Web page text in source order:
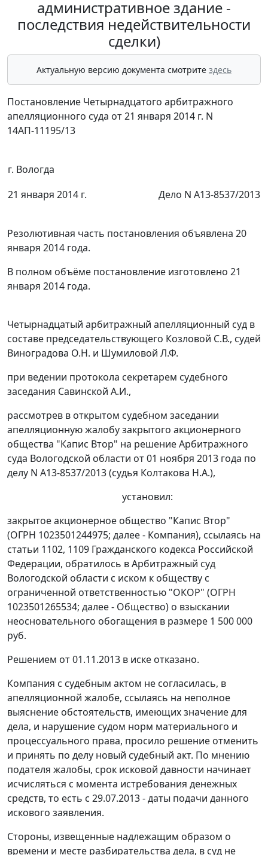
административное здание -
последствия недействительности
сделки)
Актуальную версию документа смотрите здесь
Постановление Четырнадцатого арбитражного
апелляционного суда от 21 января 2014 г. N
14АП-11195/13
г. Вологда
21 января 2014 г.
Дело N А13-8537/2013
Резолютивная часть постановления объявлена 20
января 2014 года.
В полном объёме постановление изготовлено 21
января 2014 года.
Четырнадцатый арбитражный апелляционный суд в
составе председательствующего Козловой С.В., судей
Виноградова О.Н. и Шумиловой Л.Ф.
при ведении протокола секретарем судебного
заседания Савинской А.И.,
рассмотрев в открытом судебном заседании
апелляционную жалобу закрытого акционерного
общества "Капис Втор" на решениеАрбитражного
суда Вологодской области от 01 ноября 2013 года по
делу N А13-8537/2013 (судья Колтакова Н.А.),
установил:
закрытое акционерное общество "Капис Втор"
(ОГРН 1023501244975; далее - Компания), ссылаясь на
статьи 1102, 1109 Гражданского кодекса Российской
Федерации, обратилось в Арбитражный суд
Вологодской области с иском к обществу с
ограниченной ответственностью "ОКОР" (ОГРН
1023501265534; далее - Общество) о взыскании
неосновательного обогащения в размере 1 500 000
руб.
Решением от 01.11.2013 в иске отказано.
Компания с судебным актом не согласилась, в
апелляционной жалобе, ссылаясь на неполное
выяснение обстоятельств, имеющих значение для
дела, и нарушение судом норм материального и
процессуального права, просило решение отменить
и принять по делу новый судебный акт. По мнению
подателя жалобы, срок исковой давности начинает
исчисляться с момента истребования денежных
средств, то есть с 29.07.2013 - даты подачи данного
искового заявления.
Стороны, извещенные надлежащим образом о
времени и месте разбирательства дела, в суд не